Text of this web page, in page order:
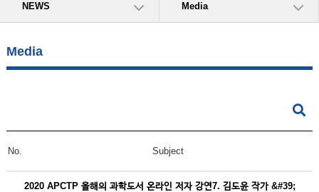
NEWS Media
Media
No. Subject
2020 APCTP 올해의 과학도서 온라인 저자 강연7. 김도윤 작가 &#39;